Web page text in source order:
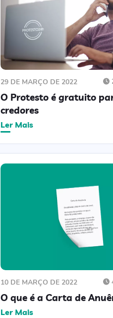
29 DE MARÇO DE 2022
O Protesto é gratuito
credores
Ler Mais
10 DE MARÇO DE 2022
O que é a Carta de
Ler Mais